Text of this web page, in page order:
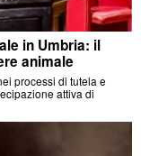
in Umbria: il
animale
processi di tutela e
attiva di